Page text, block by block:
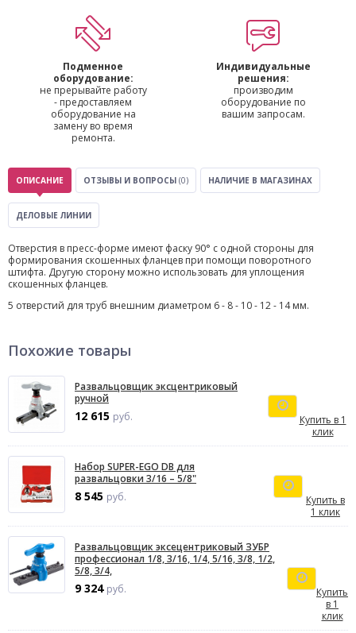
Подменное
оборудование:
не прерывайте работу
- предоставляем
оборудование на
замену во время
ремонта.
Индивидуальные
решения:
производим
оборудование по
вашим запросам.
ОПИСАНИЕ ОТЗЫВЫ И ВОПРОСЫ (0) НАЛИЧИЕ В МАГАЗИНАХ
ДЕЛОВЫЕ ЛИНИИ
Отверстия в пресс-форме имеют фаску 90° с одной стороны для
формирования скошенных фланцев при помощи поворотного
штифта. Другую сторону можно использовать для уплощения
скошенных фланцев.
5 отверстий для труб внешним диаметром 6 - 8 - 10 - 12 - 14 мм.
Похожие товары
Развальцовщик эксцентриковый
ручной
12 615 руб.
Купить в 1
клик
Набор SUPER-EGO DB для
развальцовки 3/16 – 5/8"
8 545 руб.
Купить в
1 клик
Развальцовщик эксецентриковый ЗУБР
профессионал 1/8, 3/16, 1/4, 5/16, 3/8, 1/2,
5/8, 3/4,
9 324 руб.
Купить
в 1
клик